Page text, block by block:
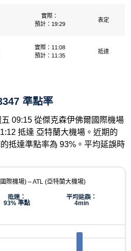
實際：
預計：19:29
表定
實際：11:08
預計：11:35
抵達
準點率
09:15 從傑克森伊佛爾國際機場
抵達 亞特蘭大機場。近期的
抵達準點率為 93%。平均延誤時
際機場) – ATL (亞特蘭大機場)
抵達：
93% 準點
平均延誤：
4min